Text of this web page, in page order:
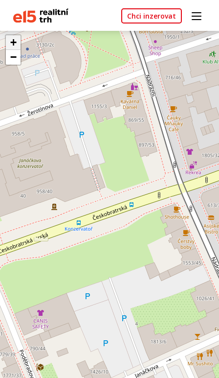
Chci inzerovat
+
−